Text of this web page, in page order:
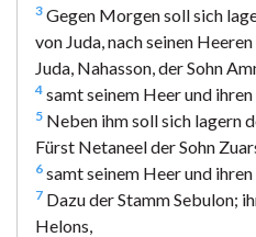
3 Gegen Morgen soll sich
von Juda, nach seinen
Juda, Nahasson, der Sohn
4 samt seinem Heer und
5 Neben ihm soll sich lagern
Fürst Netaneel der Sohn
6 samt seinem Heer und
7 Dazu der Stamm Sebulon;
Helons,